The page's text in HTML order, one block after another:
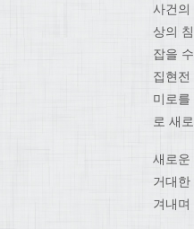
사건의
상의
잡을
집현
미로
로 새
새로운
거대
겨내